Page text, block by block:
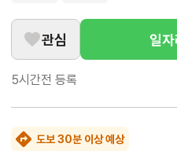
관심 일
5시간전 등록
도보 30분 이상 예상